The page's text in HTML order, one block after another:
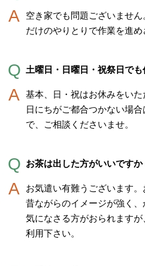
空き家でも問題ございませ
だけのやりとりで作業を進め
土曜日・日曜日・祝祭日で
基本、日・祝はお休みをい
日にちがご都合つかない場
で、ご相談くださいませ。
お茶は出した方がいいですか
お気遣い有難うございます。
昔ながらのイメージが強く
気になさる方がおられます
利用下さい。